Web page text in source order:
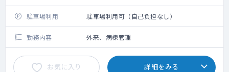
駐車場利用 駐車場利用可（自己負担なし）
勤務内容 外来、病棟管理
お気に入り 詳細をみる